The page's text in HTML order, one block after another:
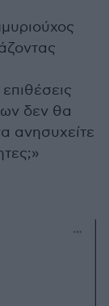
δεν θα
ανησυχείτε